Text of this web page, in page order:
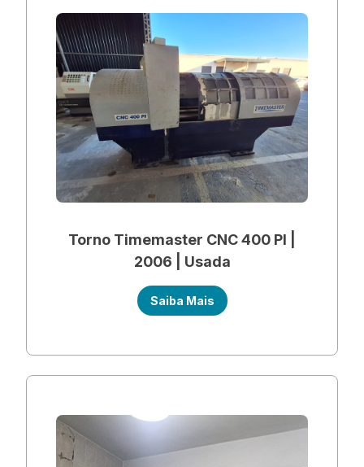
Torno Timemaster CNC 400 PI |
2006 | Usada
Saiba Mais